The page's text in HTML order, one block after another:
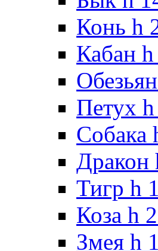
Конь h
Кабан
Петух
Собака
Дракон
Тигр h
Коза h
Змея h